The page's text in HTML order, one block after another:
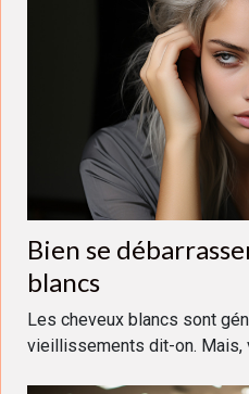
Bien se
blancs
Les cheveux blancs sont
vieillissements dit-on. Mais,